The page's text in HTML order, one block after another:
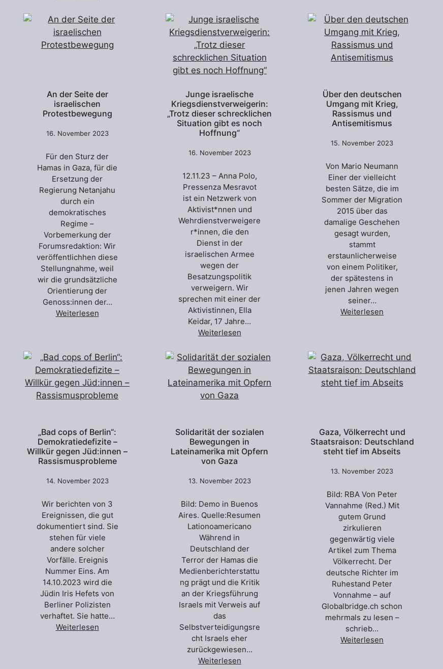
An der Seite der
israelischen
Protestbewegung
16. November 2023
Für den Sturz der
Hamas in Gaza, für die
Ersetzung der
Regierung Netan­jahu
durch ein
demokratisches
Regime –
Vorbemerkung der
Forumsredaktion: Wir
veröffentlichhen diese
Stellungnahme, weil
wir die grundsätzliche
Orientierung der
Genoss:innen der…
Weiterlesen
Junge israelische
Kriegsdienstverweigerin:
„Trotz dieser schrecklichen
Situation gibt es noch
Hoffnung“
16. November 2023
12.11.23 – Anna Polo,
Pressenza Mesravot
ist ein Netzwerk von
Aktivist*nnen und
Wehrdienstverweigere
r*innen, die den
Dienst in der
israelischen Armee
wegen der
Besatzungspolitik
verweigern. Wir
sprechen mit einer der
Aktivistinnen, Ella
Keidar, 17 Jahre…
Weiterlesen
Über den deutschen
Umgang mit Krieg,
Rassismus und
Antisemitismus
15. November 2023
Von Mario Neumann
Einer der vielleicht
besten Sätze, die im
Sommer der Migration
2015 über das
damalige Geschehen
gesagt wurden,
stammt
erstaunlicherweise
von einem Politiker,
der spätestens in
jenen Jahren wegen
seiner…
Weiterlesen
„Bad cops of Berlin“:
Demokratiedefizite –
Willkür gegen Jüd:innen –
Rassismusprobleme
14. November 2023
Wir berichten von 3
Ereignissen, die gut
dokumentiert sind. Sie
stehen für viele
andere solcher
Vorfälle. Ereignis
Nummer Eins. Am
14.10.2023 wird die
Jüdin Iris Hefets von
Berliner Polizisten
verhaftet. Sie hatte…
Weiterlesen
Solidarität der sozialen
Bewegungen in
Lateinamerika mit Opfern
von Gaza
13. November 2023
Bild: Demo in Buenos
Aires. Quelle:Resumen
Lationoamericano
Während in
Deutschland der
Terror der Hamas die
Medienberichterstattu
ng prägt und die Kritik
an der Kriegsführung
Israels mit Verweis auf
das
Selbstverteidigungsre
cht Israels eher
zurückgewiesen…
Weiterlesen
Gaza, Völkerrecht und
Staatsraison: Deutschland
steht tief im Abseits
13. November 2023
Bild: RBA Von Peter
Vannahme (Red.) Mit
gutem Grund
zirkulieren
gegenwärtig viele
Artikel zum Thema
Völkerrecht. Der
deutsche Richter im
Ruhestand Peter
Vonnahme – auf
Globalbridge.ch schon
mehrmals zu lesen –
schrieb…
Weiterlesen